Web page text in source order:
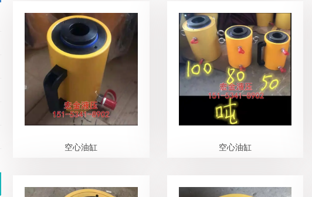
空心油缸 空心油缸